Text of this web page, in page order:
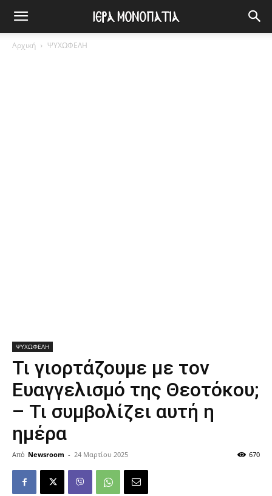
Αρχική ΨΥΧΩΦΕΛΗ
ΨΥΧΩΦΕΛΗ
Τι γιορτάζουμε με τον
Ευαγγελισμό της Θεοτόκου;
– Τι συμβολίζει αυτή η
ημέρα
Από Newsroom - 24 Μαρτίου 2025 670